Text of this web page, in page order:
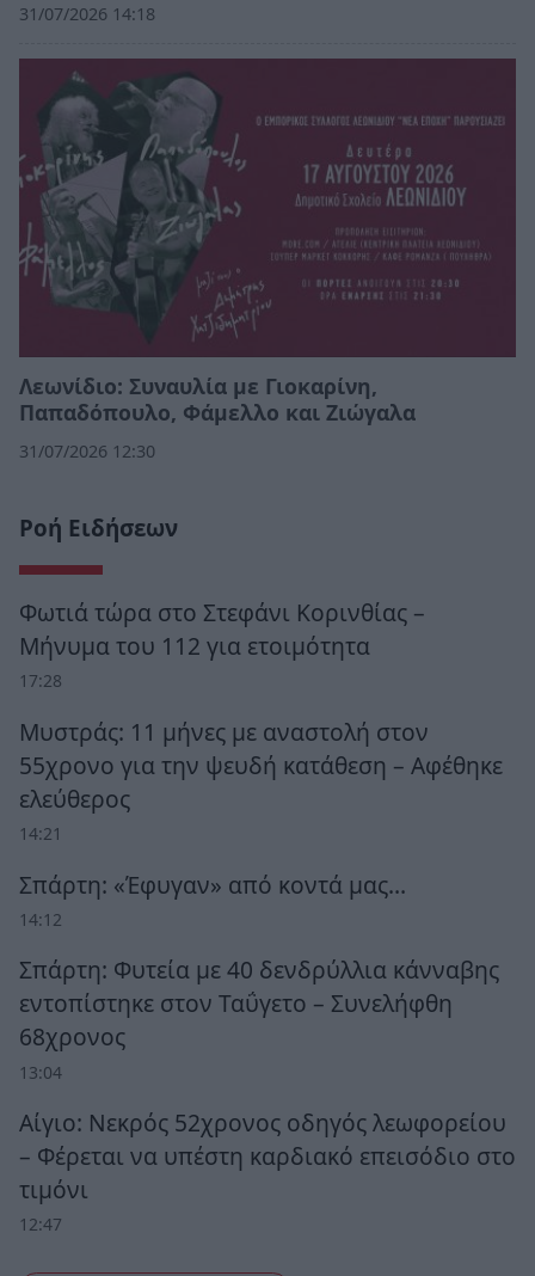
31/07/2026 14:18
Λεωνίδιο: Συναυλία με Γιοκαρίνη,
Παπαδόπουλο, Φάμελλο και Ζιώγαλα
31/07/2026 12:30
Ροή Ειδήσεων
Φωτιά τώρα στο Στεφάνι Κορινθίας –
Μήνυμα του 112 για ετοιμότητα
17:28
Μυστράς: 11 μήνες με αναστολή στον
55χρονο για την ψευδή κατάθεση – Αφέθηκε
ελεύθερος
14:21
Σπάρτη: «Έφυγαν» από κοντά μας…
14:12
Σπάρτη: Φυτεία με 40 δενδρύλλια κάνναβης
εντοπίστηκε στον Ταΰγετο – Συνελήφθη
68χρονος
13:04
Αίγιο: Νεκρός 52χρονος οδηγός λεωφορείου
– Φέρεται να υπέστη καρδιακό επεισόδιο στο
τιμόνι
12:47